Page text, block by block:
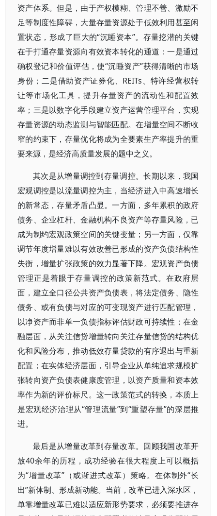
资产体系。但是，由于产权模糊、管理不善、激励不
足等制度性障碍，大量存量资源处于低效利用甚至闲
置状态，形成了巨大的“沉睡资本”。存量挖潜的关键
在于打通存量资源向有效资本转化的通道：一是通过
确权登记和价值评估，使“沉睡资产”获得清晰的市场
身份；二是借助资产证券化、REITs、特许经营权转
让等市场化工具，提升存量资产的流动性和配置效
率；三是以数字化手段建立资产运营管理平台，实现
存量资源的动态监测与智能匹配。在增量空间不断收
窄的约束下，存量优化将成为全要素生产率提升的重
要来源，是经济高质量发展的题中之义。
其次是从增量调控到存量调控。长期以来，我国
宏观调控是以流量调控为主，当经济进入中高速增长
的新常态，存量矛盾凸显。一方面，多年累积的政府
债务、企业杠杆、金融机构不良资产等存量风险，已
成为制约宏观政策空间的关键变量；另一方面，仅靠
调节年度增量难以有效改善已形成的资产负债结构性
失衡，增量扩张政策的效力显著下降。宏观资产负债
管理正是着眼于存量调控的政策新范式。在政府层
面，建立全口径公共资产负债表，将法定债务、隐性
债务、或有负债与对应的可变现资产进行匹配管理，
以净资产而非单一负债指标评估财政可持续性；在金
融层面，从关注信贷增量转向关注存量信贷的结构优
化和风险分布，推动低效存量贷款的有序退出与重新
配置；在实体经济层面，引导企业从单纯追求规模扩
张转向资产负债表健康度管理，以资产质量和资本效
率作为新的评价标尺。这一政策范式的转换，本质上
是宏观经济治理从“管理流量”到“重塑存量”的深层推
进。
最后是从增量改革到存量改革。回顾我国改革开
放40余年的历程，成功经验在很大程度上可以概括
为“增量改革”（或渐进式改革）策略。在体制外“长
出”新体制、形成新动能。当前，改革已进入深水区，
单靠增量改革已难以适应新形势要求，必须要推进存